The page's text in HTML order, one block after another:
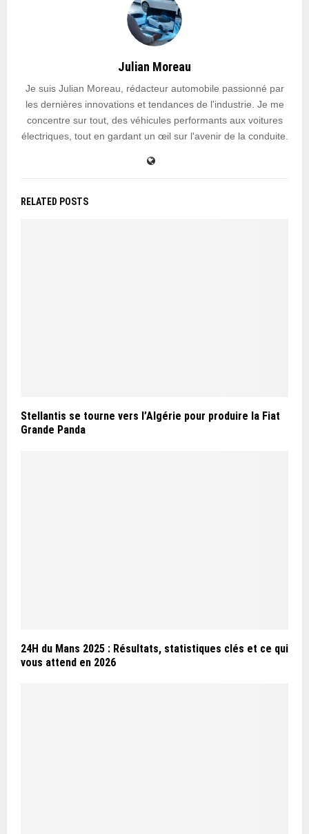
Julian Moreau
Je suis Julian Moreau, rédacteur automobile passionné par
les dernières innovations et tendances de l'industrie. Je me
concentre sur tout, des véhicules performants aux voitures
électriques, tout en gardant un œil sur l'avenir de la conduite.
RELATED POSTS
Stellantis se tourne vers l’Algérie pour produire la Fiat
Grande Panda
24H du Mans 2025 : Résultats, statistiques clés et ce qui
vous attend en 2026